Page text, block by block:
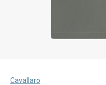
Cavallaro